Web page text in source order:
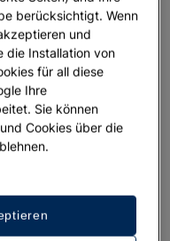
Hotel
berücksichtigt. Wenn
und
die Installation von
für all diese
Ihre
Sie können
Cookies über die